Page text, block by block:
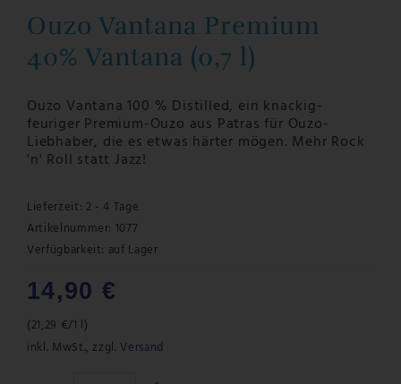
Ouzo Vantana Premium
40% Vantana (0,7 l)
Ouzo Vantana 100 % Distilled, ein knackig-
feuriger Premium-Ouzo aus Patras für Ouzo-
Liebhaber, die es etwas härter mögen. Mehr Rock
'n' Roll statt Jazz!
Lieferzeit: 2 - 4 Tage
Artikelnummer: 1077
Verfügbarkeit: auf Lager
14,90 €
(21,29 €/1 l)
inkl. MwSt., zzgl. Versand